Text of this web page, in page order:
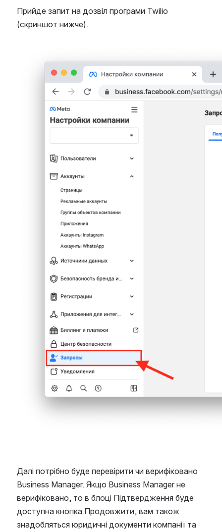
Прийде запит на дозвіл програми Twilio
(скриншот нижче).
Далі потрібно буде перевірити чи верифіковано
Business Manager. Якщо Business Manager не
верифіковано, то в блоці Підтвердження буде
доступна кнопка Продовжити, вам також
знадобляться юридичні документи компанії та